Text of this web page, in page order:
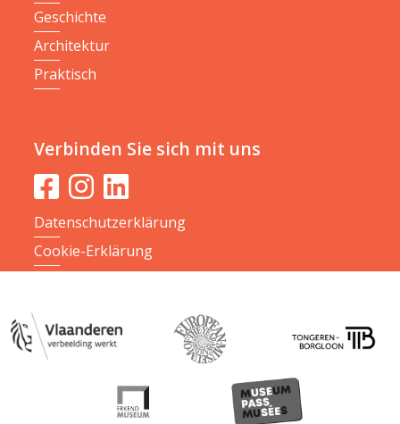
Geschichte
Architektur
Praktisch
Verbinden Sie sich mit uns
Datenschutzerklärung
Cookie-Erklärung